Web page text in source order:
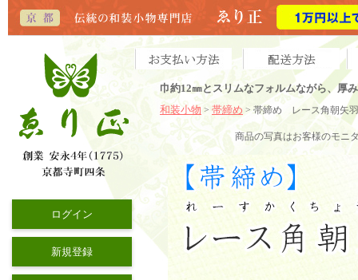
ログイン
新規登録
巾約12㎜とスリムなフォルムながら、厚
和装小物 > 帯締め > 帯締め レース角朝矢
商品の写真はお客様のモニ